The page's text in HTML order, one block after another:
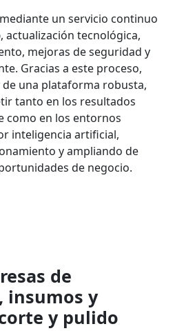
un servicio continuo
, actualización tecnológica,
mejoras de seguridad y
Gracias a este proceso,
una plataforma robusta,
tanto en los resultados
como en los entornos
inteligencia artificial,
y ampliando de
de negocio.
de
insumos y
y pulido